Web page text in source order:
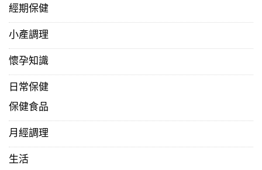
經期保健
小產調理
懷孕知識
日常保健
保健食品
月經調理
生活